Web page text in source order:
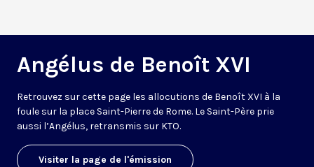
Angélus de Benoît XVI
Retrouvez sur cette page les allocutions de Benoît XVI à la
foule sur la place Saint-Pierre de Rome. Le Saint-Père prie
aussi l’Angélus, retransmis sur KTO.
Visiter la page de l'émission